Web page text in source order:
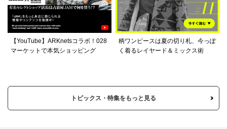
【YouTube】ARKnetsコラボ！028
マーケットで本気ショッピング
柄ワンピースは夏の切り札、今っぽ
く着るレイヤード＆ミックス術
トピックス・特集をもっと見る